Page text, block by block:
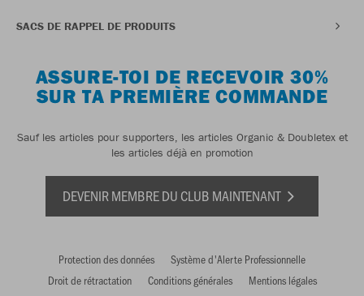
SACS DE RAPPEL DE PRODUITS
ASSURE-TOI DE RECEVOIR 30%
SUR TA PREMIÈRE COMMANDE
Sauf les articles pour supporters, les articles Organic & Doubletex et
les articles déjà en promotion
DEVENIR MEMBRE DU CLUB MAINTENANT
Protection des données
Système d'Alerte Professionnelle
Droit de rétractation
Conditions générales Mentions légales